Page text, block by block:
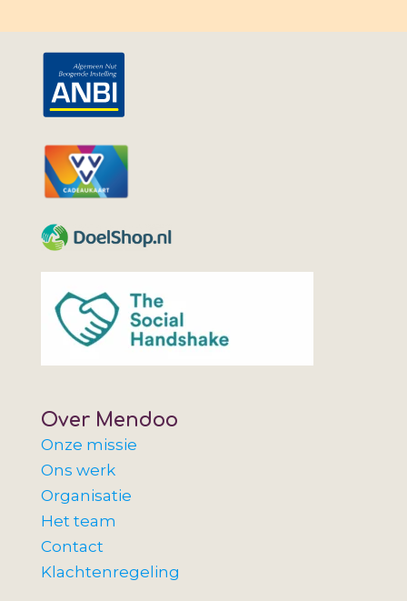
Over Mendoo
Onze missie
Ons werk
Organisatie
Het team
Contact
Klachtenregeling